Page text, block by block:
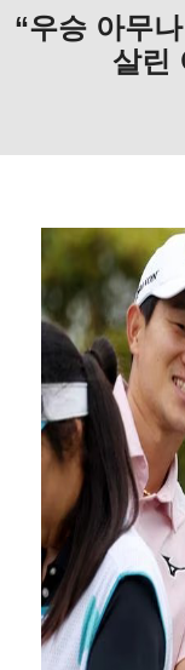
“우승 아무
살린